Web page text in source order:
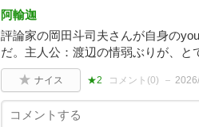
阿輸迦
評論家の岡田斗司夫さんが自身の
だ。主人公：渡辺の情弱ぶりが、と
ナイス ★2 コメント(0)